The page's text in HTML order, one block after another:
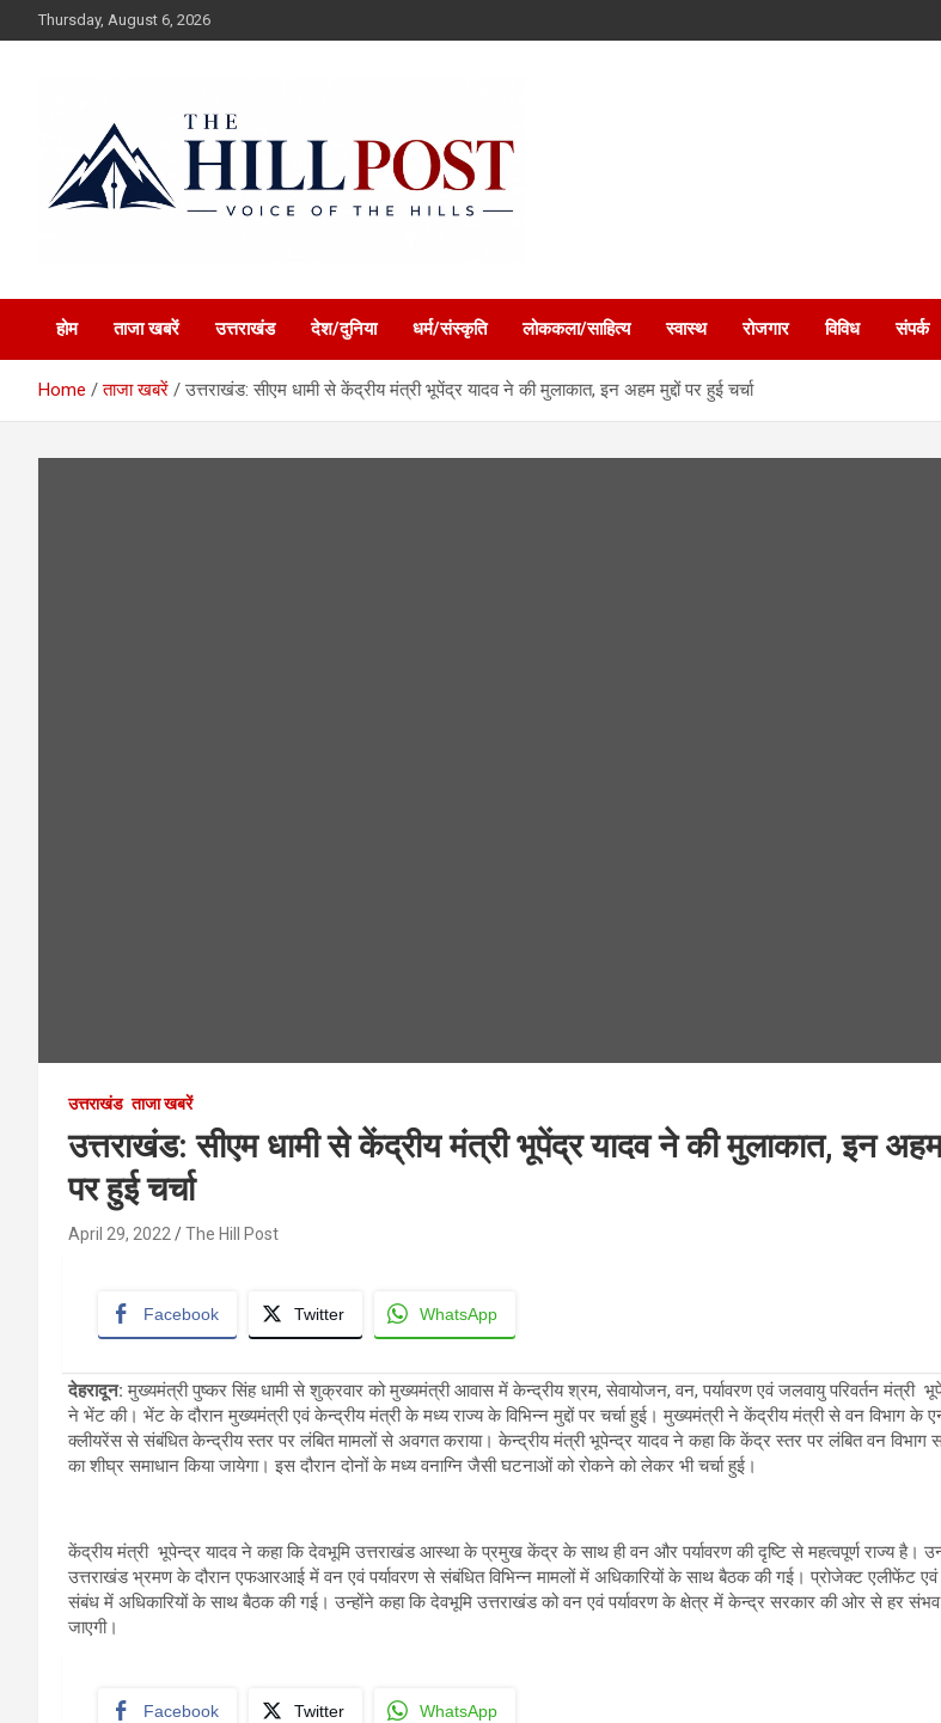
to
Thursday, August 6, 2026
The Hillpost
होम ताजा खबरें उत्तराखंड देश/दुनिया धर्म/संस्कृति लोककला/साहित्य स्वास्थ रोजगार विविध संपर्क
Home ताजा खबरें उत्तराखंड: सीएम धामी से केंद्रीय मंत्री भूपेंद्र यादव ने की मुलाकात, इन अहम मुद्दों पर हुई चर्चा
उत्तराखंड ताजा खबरें
उत्तराखंड: सीएम धामी से केंद्रीय मंत्री भूपेंद्र यादव ने की मुलाकात, इन अहम
पर हुई चर्चा
April 29, 2022 The Hill Post
Facebook Twitter WhatsApp
देहरादून: मुख्यमंत्री पुष्कर सिंह धामी से शुक्रवार को मुख्यमंत्री आवास में केन्द्रीय श्रम, सेवायोजन, वन, पर्यावरण एवं जलवायु परिवर्तन मंत्री
ने भेंट की। भेंट के दौरान मुख्यमंत्री एवं केन्द्रीय मंत्री के मध्य राज्य के विभिन्न मुद्दों पर चर्चा हुई। मुख्यमंत्री ने केंद्रीय मंत्री से वन विभाग के
क्लीयरेंस से संबंधित केन्द्रीय स्तर पर लंबित मामलों से अवगत कराया। केन्द्रीय मंत्री भूपेन्द्र यादव ने कहा कि केंद्र स्तर पर लंबित वन विभाग
का शीघ्र समाधान किया जायेगा। इस दौरान दोनों के मध्य वनाग्नि जैसी घटनाओं को रोकने को लेकर भी चर्चा हुई।
केंद्रीय मंत्री भूपेन्द्र यादव ने कहा कि देवभूमि उत्तराखंड आस्था के प्रमुख केंद्र के साथ ही वन और पर्यावरण की दृष्टि से महत्वपूर्ण राज्य है।
उत्तराखंड भ्रमण के दौरान एफआरआई में वन एवं पर्यावरण से संबंधित विभिन्न मामलों में अधिकारियों के साथ बैठक की गई। प्रोजेक्ट एलीफेंट
संबंध में अधिकारियों के साथ बैठक की गई। उन्होंने कहा कि देवभूमि उत्तराखंड को वन एवं पर्यावरण के क्षेत्र में केन्द्र सरकार की ओर से हर
जाएगी।
Facebook Twitter WhatsApp